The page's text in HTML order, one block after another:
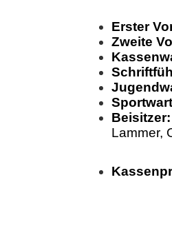
Erster
Zweite
Beisitzer: